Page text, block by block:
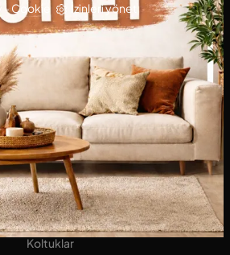
-Cookie İzinleri yönet
MUTFAKLAR
mutfaklar Design
Koltuklar
YAŞAM ALANI
Kitapçılar
Donanımlı Duvarlar
Bufeler
Oturma odaları
Koltuklar